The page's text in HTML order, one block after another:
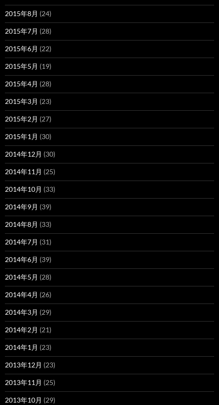
2015年8月 (24)
2015年7月 (28)
2015年6月 (22)
2015年5月 (19)
2015年4月 (28)
2015年3月 (23)
2015年2月 (27)
2015年1月 (30)
2014年12月 (30)
2014年11月 (25)
2014年10月 (33)
2014年9月 (39)
2014年8月 (33)
2014年7月 (31)
2014年6月 (39)
2014年5月 (28)
2014年4月 (26)
2014年3月 (29)
2014年2月 (21)
2014年1月 (23)
2013年12月 (23)
2013年11月 (25)
2013年10月 (29)